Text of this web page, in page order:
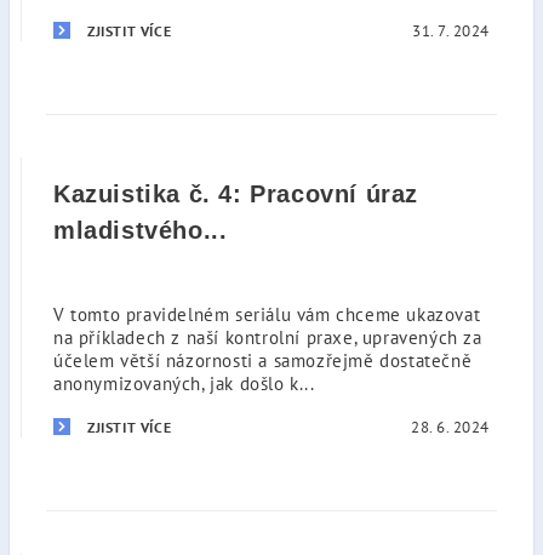
ZJISTIT VÍCE 31. 7. 2024
Kazuistika č. 4: Pracovní úraz
mladistvého...
V tomto pravidelném seriálu vám chceme ukazovat
na příkladech z naší kontrolní praxe, upravených za
účelem větší názornosti a samozřejmě dostatečně
anonymizovaných, jak došlo k...
ZJISTIT VÍCE 28. 6. 2024